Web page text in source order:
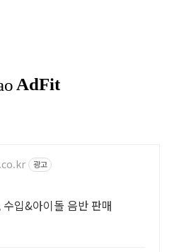
광고
입&아이돌 음반 판매